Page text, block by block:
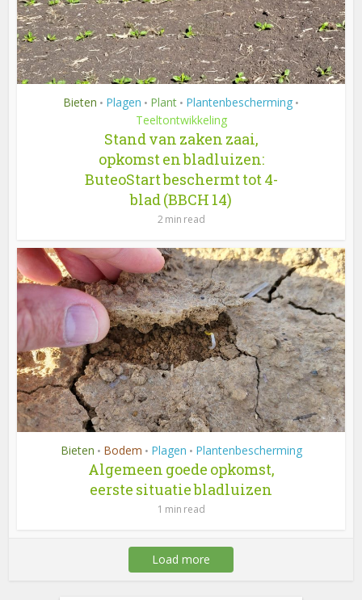
Bieten • Plagen • Plant • Plantenbescherming •
Teeltontwikkeling
Stand van zaken zaai,
opkomst en bladluizen:
ButeoStart beschermt tot 4-
blad (BBCH 14)
2 min read
Bieten • Bodem • Plagen • Plantenbescherming
Algemeen goede opkomst,
eerste situatie bladluizen
1 min read
Load more